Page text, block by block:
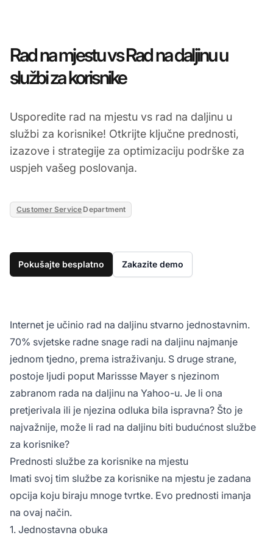
Rad na mjestu vs Rad na daljinu u
službi za korisnike
Usporedite rad na mjestu vs rad na daljinu u
službi za korisnike! Otkrijte ključne prednosti,
izazove i strategije za optimizaciju podrške za
uspjeh vašeg poslovanja.
Customer Service Department
Pokušajte besplatno Zakazite demo
Internet je učinio rad na daljinu stvarno jednostavnim.
70% svjetske radne snage radi na daljinu najmanje
jednom tjedno, prema istraživanju. S druge strane,
postoje ljudi poput Marissse Mayer s njezinom
zabranom rada na daljinu na Yahoo-u. Je li ona
pretjerivala ili je njezina odluka bila ispravna? Što je
najvažnije, može li rad na daljinu biti budućnost službe
za korisnike?
Prednosti službe za korisnike na mjestu
Imati svoj tim službe za korisnike na mjestu je zadana
opcija koju biraju mnoge tvrtke. Evo prednosti imanja
na ovaj način.
1. Jednostavna obuka